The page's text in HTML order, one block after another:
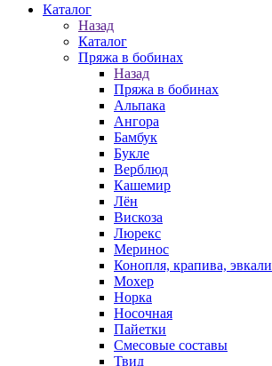
Каталог
Назад
Каталог
Пряжа в бобинах
Назад
Пряжа в бобинах
Альпака
Ангора
Бамбук
Букле
Верблюд
Кашемир
Лён
Вискоза
Люрекс
Меринос
Конопля, крапива,
Мохер
Норка
Носочная
Пайетки
Смесовые составы
Твид